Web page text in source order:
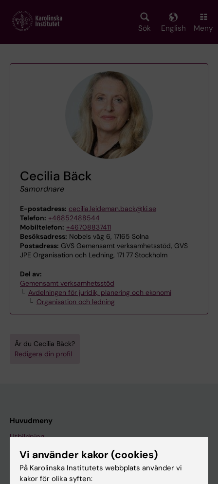
main
Sök English Meny
Cecilia Bäck
Samordnare
E-postadress: cecilia.leideman.back@ki.se
Telefon: +46852488544
Mobiltelefon: +46708837411
Besöksadress: Nobels väg 6, 17165 Solna
Postadress: GVS Gemensamt verksamhetsstöd, GVS
JPE Organisation och Ledning, 171 77 Stockholm
Del av:
Gemensamt verksamhetsstöd
Avdelningen för juridik, planering och ekonomi
Organisation och ledning
Är du Cecilia Bäck?
Redigera din profil
Huvudmeny
Utbildning
Forskarutbildning
Forskning
Vi använder kakor (cookies)
På Karolinska Institutets webbplats använder vi
kakor för olika syften: